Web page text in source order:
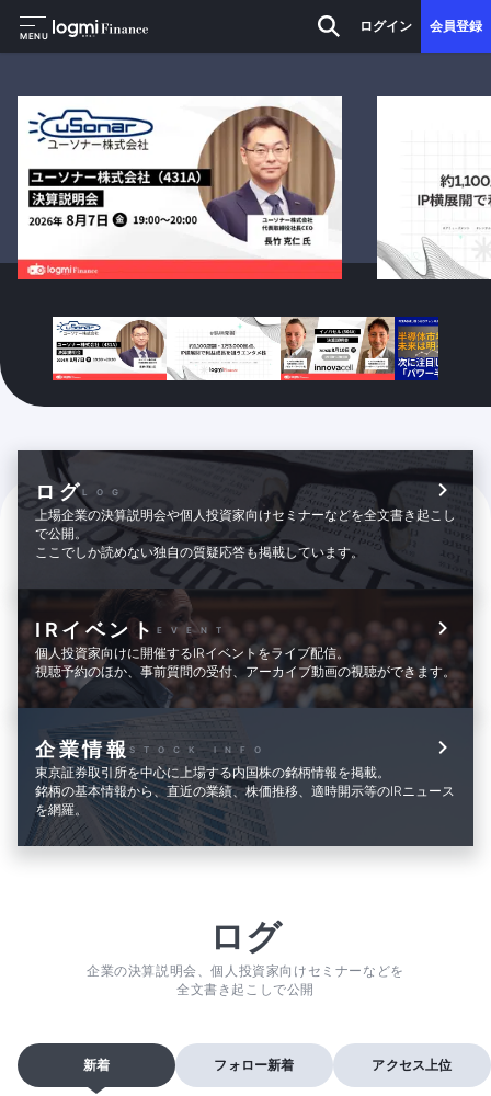
MENU
ログイン 会員登録
ログLOG
上場企業の決算説明会や個人投資家向けセミナーなどを全文書き起こし
で公開。
ここでしか読めない独自の質疑応答も掲載しています。
IRイベント EVENT
個人投資家向けに開催するIRイベントをライブ配信。
視聴予約のほか、事前質問の受付、アーカイブ動画の視聴ができます。
企業情報STOCK INFO
東京証券取引所を中心に上場する内国株の銘柄情報を掲載。
銘柄の基本情報から、直近の業績、株価推移、適時開示等のIRニュース
を網羅。
ログ
企業の決算説明会、個人投資家向けセミナーなどを
全文書き起こしで公開
新着 フォロー新着 アクセス上位